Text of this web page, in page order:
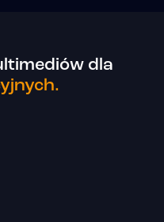
dla